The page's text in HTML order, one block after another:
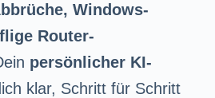
Windows-
Router-
persönlicher KI-
klar, Schritt für Schritt